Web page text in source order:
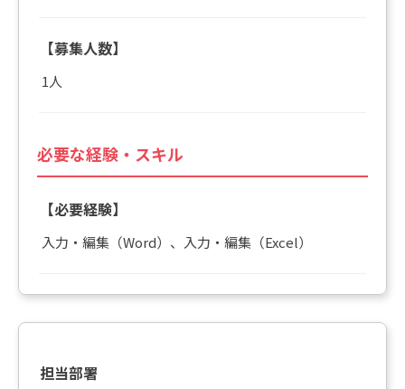
【募集人数】
1人
必要な経験・スキル
【必要経験】
入力・編集（Word）、入力・編集（Excel）
担当部署